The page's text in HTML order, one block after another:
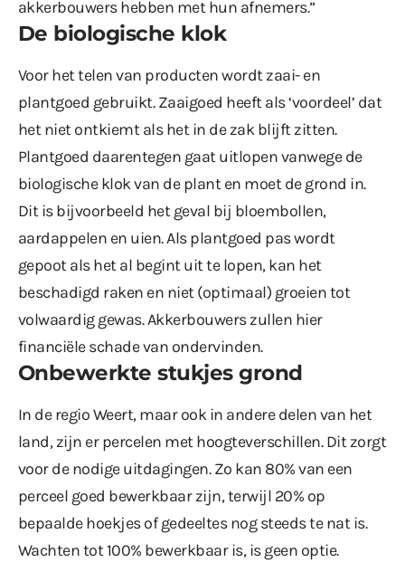
akkerbouwers hebben met hun afnemers.”
De biologische klok
Voor het telen van producten wordt zaai- en
plantgoed gebruikt. Zaaigoed heeft als ‘voordeel’ dat
het niet ontkiemt als het in de zak blijft zitten.
Plantgoed daarentegen gaat uitlopen vanwege de
biologische klok van de plant en moet de grond in.
Dit is bijvoorbeeld het geval bij bloembollen,
aardappelen en uien. Als plantgoed pas wordt
gepoot als het al begint uit te lopen, kan het
beschadigd raken en niet (optimaal) groeien tot
volwaardig gewas. Akkerbouwers zullen hier
financiële schade van ondervinden.
Onbewerkte stukjes grond
In de regio Weert, maar ook in andere delen van het
land, zijn er percelen met hoogteverschillen. Dit zorgt
voor de nodige uitdagingen. Zo kan 80% van een
perceel goed bewerkbaar zijn, terwijl 20% op
bepaalde hoekjes of gedeeltes nog steeds te nat is.
Wachten tot 100% bewerkbaar is, is geen optie.